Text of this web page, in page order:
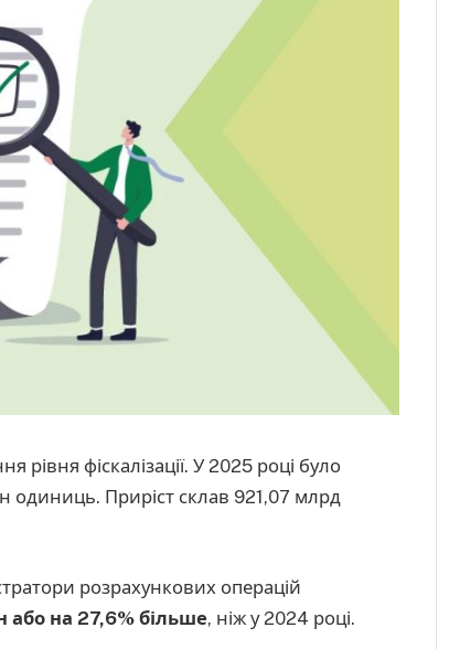
рівня фіскалізації. У 2025 році було
одиниць. Приріст склав 921,07 млрд
розрахункових операцій
або на 27,6% більше, ніж у 2024 році.